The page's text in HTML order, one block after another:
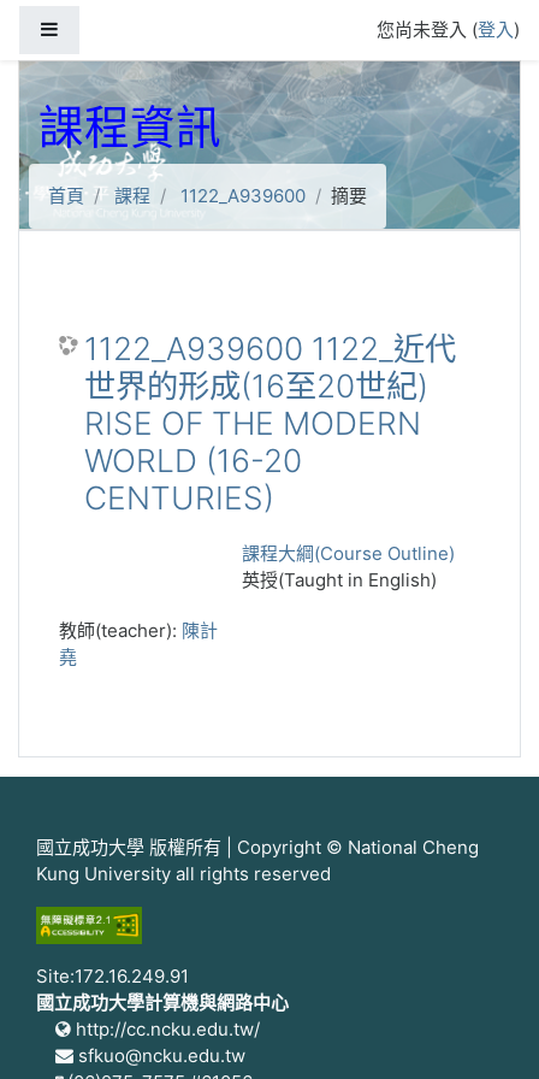
您尚未登入 (登入)
課程資訊
首頁 課程 1122_A939600 摘要
1122_A939600 1122_近代
世界的形成(16至20世紀)
RISE OF THE MODERN
WORLD (16-20
CENTURIES)
課程大綱(Course Outline)
英授(Taught in English)
教師(teacher): 陳計
堯
國立成功大學 版權所有 | Copyright © National Cheng
Kung University all rights reserved
Site:172.16.249.91
國立成功大學計算機與網路中心
http://cc.ncku.edu.tw/
sfkuo@ncku.edu.tw